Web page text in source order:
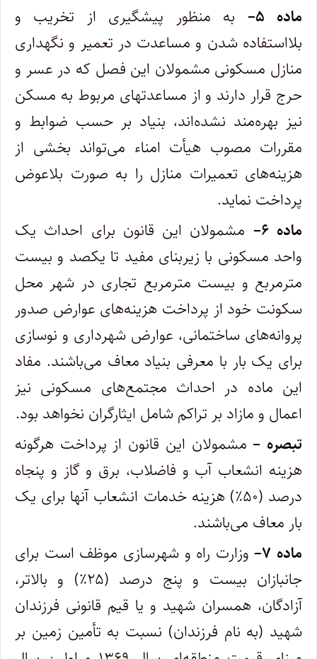
ماده ۵– به منظور پیشگیری از تخریب و
بلااستفاده شدن و مساعدت در تعمیر و نگهداری
منازل مسکونی مشمولان این فصل که در عسر و
حرج قرار دارند و از مساعدتهای مربوط به مسکن
نیز بهره‌مند نشده‌اند، بنیاد بر حسب ضوابط و
مقررات مصوب هیأت امناء می‌تواند بخشی از
هزینه‌های تعمیرات منازل را به صورت بلاعوض
پرداخت نماید.
ماده۶– مشمولان این قانون برای احداث یک
واحد مسکونی با زیربنای مفید تا یکصد و بیست
مترمربع و بیست مترمربع تجاری در شهر محل
سکونت خود از پرداخت هزینه‌های عوارض صدور
پروانه‌های ساختمانی، عوارض شهرداری و نوسازی
برای یک بار با معرفی بنیاد معاف می‌باشند. مفاد
این ماده در احداث مجتمع‌های مسکونی نیز
اعمال و مازاد بر تراکم شامل ایثارگران نخواهد بود.
تبصره –مشمولان این قانون از پرداخت هرگونه
هزینه انشعاب آب و فاضلاب، برق و گاز و پنجاه
درصد (۵۰٪) هزینه خدمات انشعاب آنها برای یک
بار معاف می‌باشند.
ماده ۷–وزارت راه و شهرسازی موظف است برای
جانبازان بیست و پنج درصد (۲۵٪) و بالاتر،
آزادگان، همسران شهید و یا قیم قانونی فرزندان
شهید (به نام فرزندان) نسبت به تأمین زمین بر